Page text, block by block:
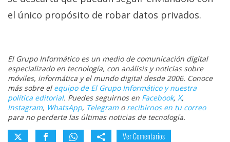
el único propósito de robar datos privados.
El Grupo Informático es un medio de comunicación digital
especializado en tecnología, con análisis y noticias sobre
móviles, informática y el mundo digital desde 2006. Conoce
más sobre el equipo de El Grupo Informático y nuestra
política editorial. Puedes seguirnos en Facebook, X,
Instagram, WhatsApp, Telegramo recibirnos en tu correo
para no perderte las últimas noticias de tecnología.
Ver Comentarios